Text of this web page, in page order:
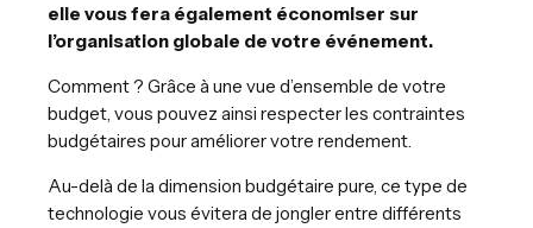
elle vous fera également économiser sur
l’organisation globale de votre événement.
Comment ? Grâce à une vue d’ensemble de votre
budget, vous pouvez ainsi respecter les contraintes
budgétaires pour améliorer votre rendement.
Au-delà de la dimension budgétaire pure, ce type de
technologie vous évitera de jongler entre différents